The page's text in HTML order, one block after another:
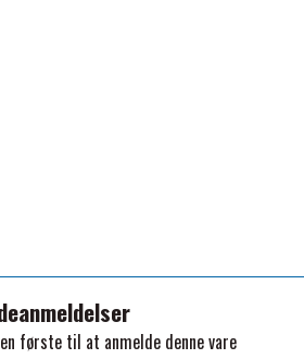
første til at anmelde denne vare